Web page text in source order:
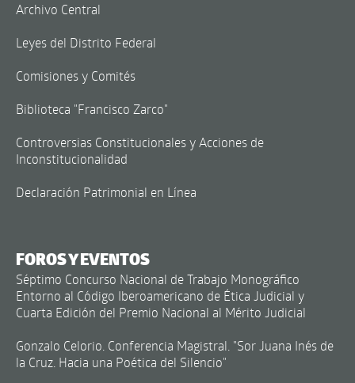
Archivo Central
Leyes del Distrito Federal
Comisiones y Comités
Biblioteca "Francisco Zarco"
Controversias Constitucionales y Acciones de
Inconstitucionalidad
Declaración Patrimonial en Línea
FOROS Y EVENTOS
Séptimo Concurso Nacional de Trabajo Monográfico
Entorno al Código Iberoamericano de Ética Judicial y
Cuarta Edición del Premio Nacional al Mérito Judicial
Gonzalo Celorio. Conferencia Magistral. "Sor Juana Inés de
la Cruz. Hacia una Poética del Silencio"